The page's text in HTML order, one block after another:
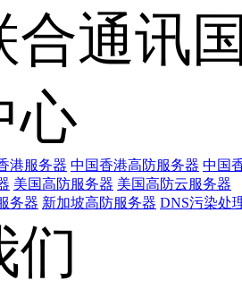
合通讯
心
港服务器 中国香港高防服务器 中国
美国高防服务器 美国高防云服务器
务器 新加坡高防服务器 DNS污染处
们